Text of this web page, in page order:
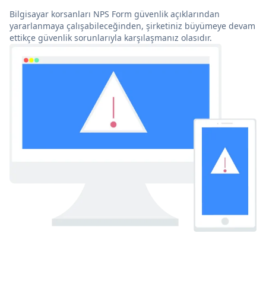
Bilgisayar korsanları NPS Form güvenlik açıklarından
yararlanmaya çalışabileceğinden, şirketiniz büyümeye devam
ettikçe güvenlik sorunlarıyla karşılaşmanız olasıdır.